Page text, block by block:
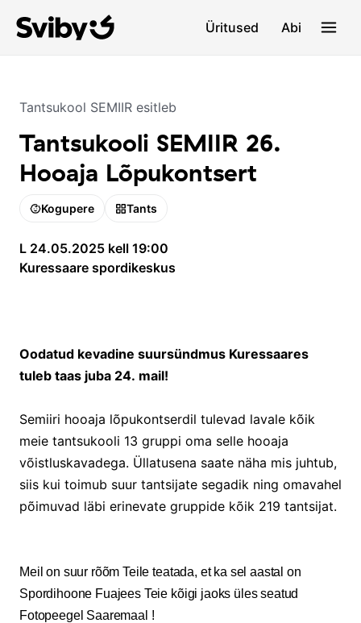
Üritused Abi
Tantsukool SEMIIR esitleb
Tantsukooli SEMIIR 26.
Hooaja Lõpukontsert
Kogupere Tants
L 24.05.2025 kell 19:00
Kuressaare spordikeskus
Oodatud kevadine suursündmus Kuressaares
tuleb taas juba 24. mail!
Semiiri hooaja lõpukontserdil tulevad lavale kõik
meie tantsukooli 13 gruppi oma selle hooaja
võistluskavadega. Üllatusena saate näha mis juhtub,
siis kui toimub suur tantsijate segadik ning omavahel
põimuvad läbi erinevate gruppide kõik 219 tantsijat.
Meil on suur rõõm Teile teatada, et ka sel aastal on
Spordihoone Fuajees Teie kõigi jaoks üles seatud
Fotopeegel Saaremaal !